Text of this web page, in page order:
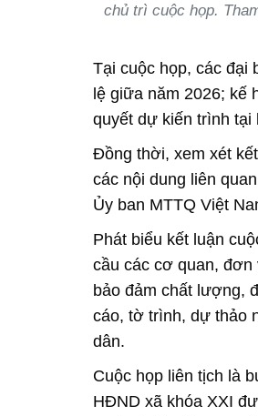
chủ trì cuộc họp.
Tại cuộc họp, các đại
lệ giữa năm 2026; kế
quyết dự kiến trình tại
Đồng thời, xem xét
các nội dung liên
Ủy ban MTTQ Việt
Phát biểu kết luận
cầu các cơ quan, đơn
bảo đảm chất lượng,
cáo, tờ trình, dự thảo
dân.
Cuộc họp liên tịch là
HĐND xã khóa XXI